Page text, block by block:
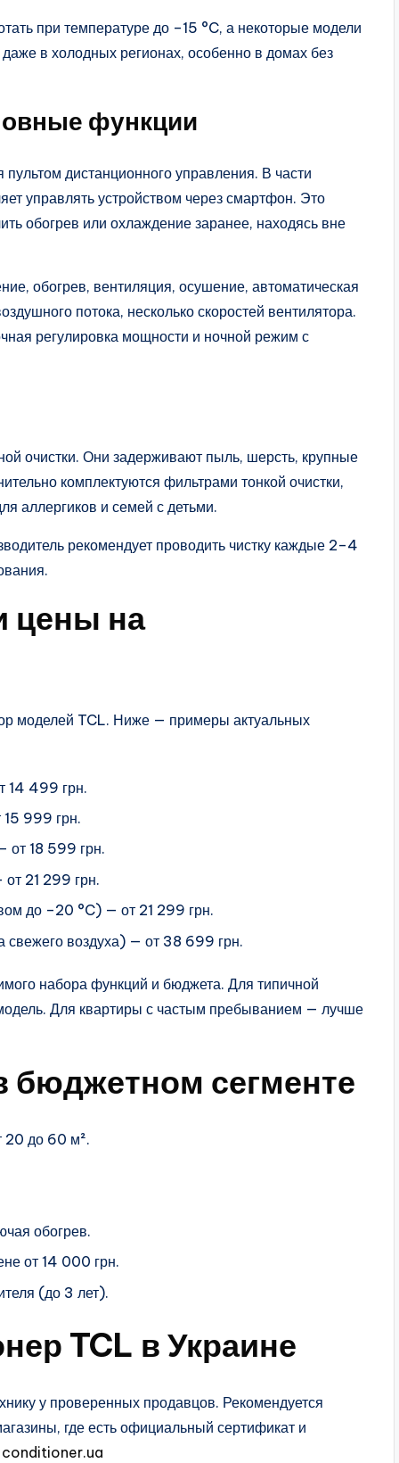
при температуре до –15 °C, а некоторые модели
в холодных регионах, особенно в домах без
функции
дистанционного управления. В части
управлять устройством через смартфон. Это
обогрев или охлаждение заранее, находясь вне
обогрев, вентиляция, осушение, автоматическая
потока, несколько скоростей вентилятора.
регулировка мощности и ночной режим с
очистки. Они задерживают пыль, шерсть, крупные
комплектуются фильтрами тонкой очистки,
аллергиков и семей с детьми.
рекомендует проводить чистку каждые 2–4
цены на
моделей TCL. Ниже — примеры актуальных
14 499 грн.
999 грн.
от 18 599 грн.
21 299 грн.
до –20 °C) — от 21 299 грн.
свежего воздуха) — от 38 699 грн.
набора функций и бюджета. Для типичной
Для квартиры с частым пребыванием — лучше
бюджетном сегменте
20 до 60 м².
обогрев.
от 14 000 грн.
(до 3 лет).
TCL в Украине
у проверенных продавцов. Рекомендуется
где есть официальный сертификат и